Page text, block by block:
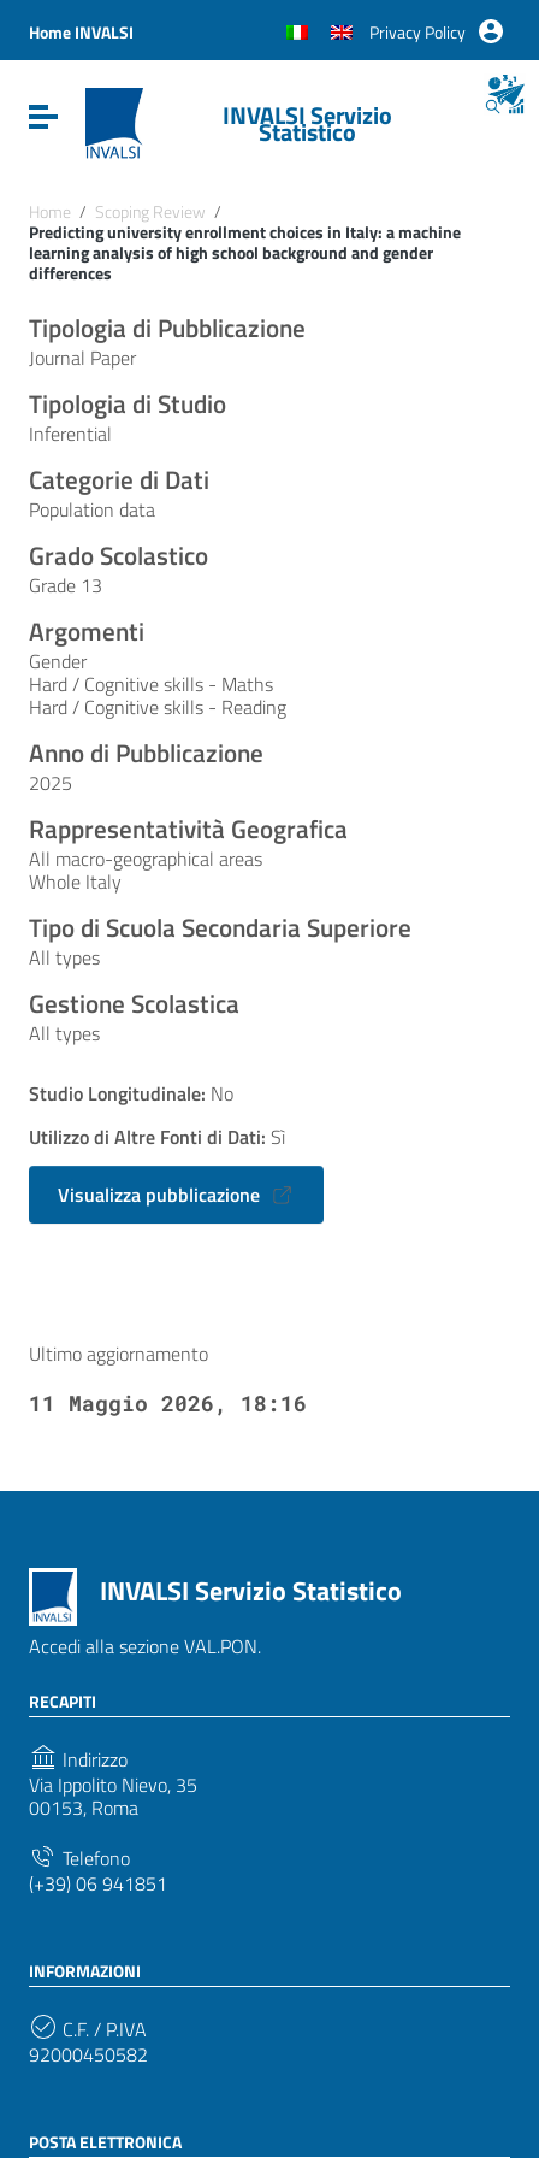
Vai al menu di navigazione
Vai al footer
Home INVALSI Privacy Policy
Attiva / disattiva la navigazioneINVALSI Servizio
Statistico
Home / Scoping Review /
Predicting university enrollment choices in Italy: a machine
learning analysis of high school background and gender
differences
Tipologia di Pubblicazione
Journal Paper
Tipologia di Studio
Inferential
Categorie di Dati
Population data
Grado Scolastico
Grade 13
Argomenti
Gender
Hard / Cognitive skills - Maths
Hard / Cognitive skills - Reading
Anno di Pubblicazione
2025
Rappresentatività Geografica
All macro-geographical areas
Whole Italy
Tipo di Scuola Secondaria Superiore
All types
Gestione Scolastica
All types
Studio Longitudinale: No
Utilizzo di Altre Fonti di Dati: Sì
Visualizza pubblicazione
Ultimo aggiornamento
11 Maggio 2026, 18:16
INVALSI Servizio Statistico
Accedi alla sezione VAL.PON.
RECAPITI
Indirizzo
Via Ippolito Nievo, 35
00153, Roma
Telefono
(+39) 06 941851
INFORMAZIONI
C.F. / P.IVA
92000450582
POSTA ELETTRONICA